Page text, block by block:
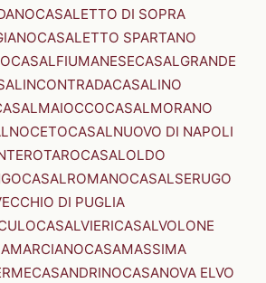
CASALETTO DI SOPRA
CASALETTO SPARTANO
CASALFIUMANESECASALGRANDE
CASALINO
CASALMORANO
CASALNUOVO DI NAPOLI
CASALOLDO
CASALROMANOCASALSERUGO
DI PUGLIA
CASALVIERICASALVOLONE
CASAMASSIMA
CASANDRINOCASANOVA ELVO